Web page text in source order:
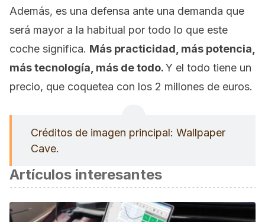
Además, es una defensa ante una demanda que
será mayor a la habitual por todo lo que este
coche significa. Más practicidad, más potencia,
más tecnología, más de todo.Y el todo tiene un
precio, que coquetea con los 2 millones de euros.
Créditos de imagen principal: Wallpaper
Cave.
Artículos interesantes